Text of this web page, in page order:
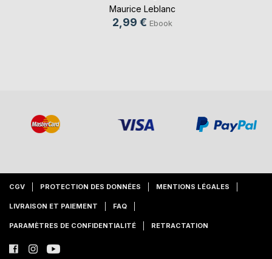
Maurice Leblanc
2,99 € Ebook
CGV PROTECTION DES DONNÉES MENTIONS LÉGALES
LIVRAISON ET PAIEMENT FAQ
PARAMÈTRES DE CONFIDENTIALITÉ RETRACTATION